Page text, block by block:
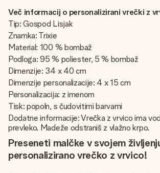
Več informacij o personalizirani vrečki z
Tip: Gospod Lisjak
Znamka: Trixie
Material: 100 % bombaž
Podloga: 95 % poliester, 5 % bombaž
Dimenzije: 34 x 40 cm
Dimenzije personalizacije: 4 x 15 cm
Personalizacija: z imenom
Tisk: popoln, s čudovitimi barvami
Dodatne informacije: Vrečka z vrvico ima
prevleko. Madeže odstraniš z vlažno krpo.
Preseneti malčke v svojem
personalizirano vrečko z vrvico!